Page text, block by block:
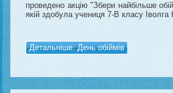
проведено акцію "Збери найбільше
якій здобула учениця 7-В класу Іволга
Детальніше: День обіймів